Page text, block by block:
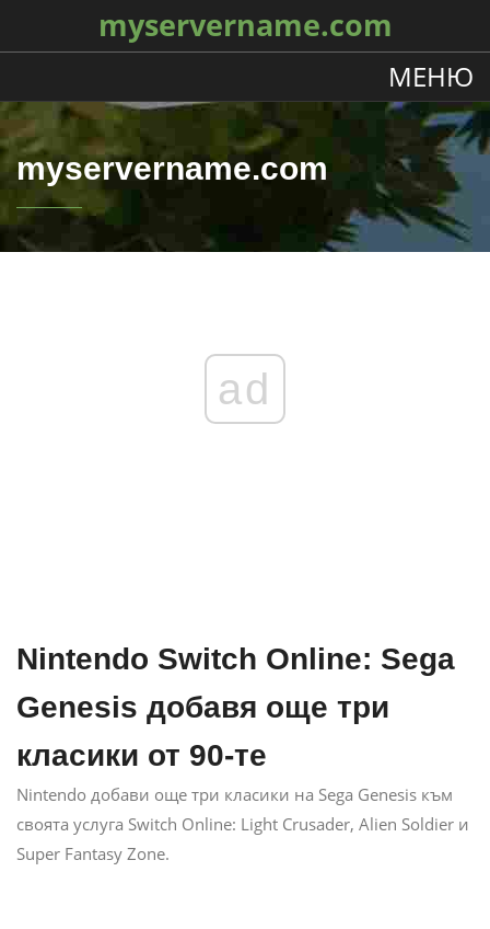
myservername.com
МЕНЮ
myservername.com
ad
Nintendo Switch Online: Sega
Genesis добавя още три
класики от 90-те
Nintendo добави още три класики на Sega Genesis към
своята услуга Switch Online: Light Crusader, Alien Soldier и
Super Fantasy Zone.